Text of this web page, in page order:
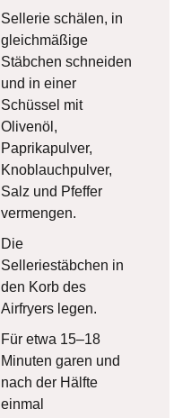
Sellerie schälen, in
gleichmäßige
Stäbchen schneiden
und in einer
Schüssel mit
Olivenöl,
Paprikapulver,
Knoblauchpulver,
Salz und Pfeffer
vermengen.
Die
Selleriestäbchen in
den Korb des
Airfryers legen.
Für etwa 15–18
Minuten garen und
nach der Hälfte
einmal